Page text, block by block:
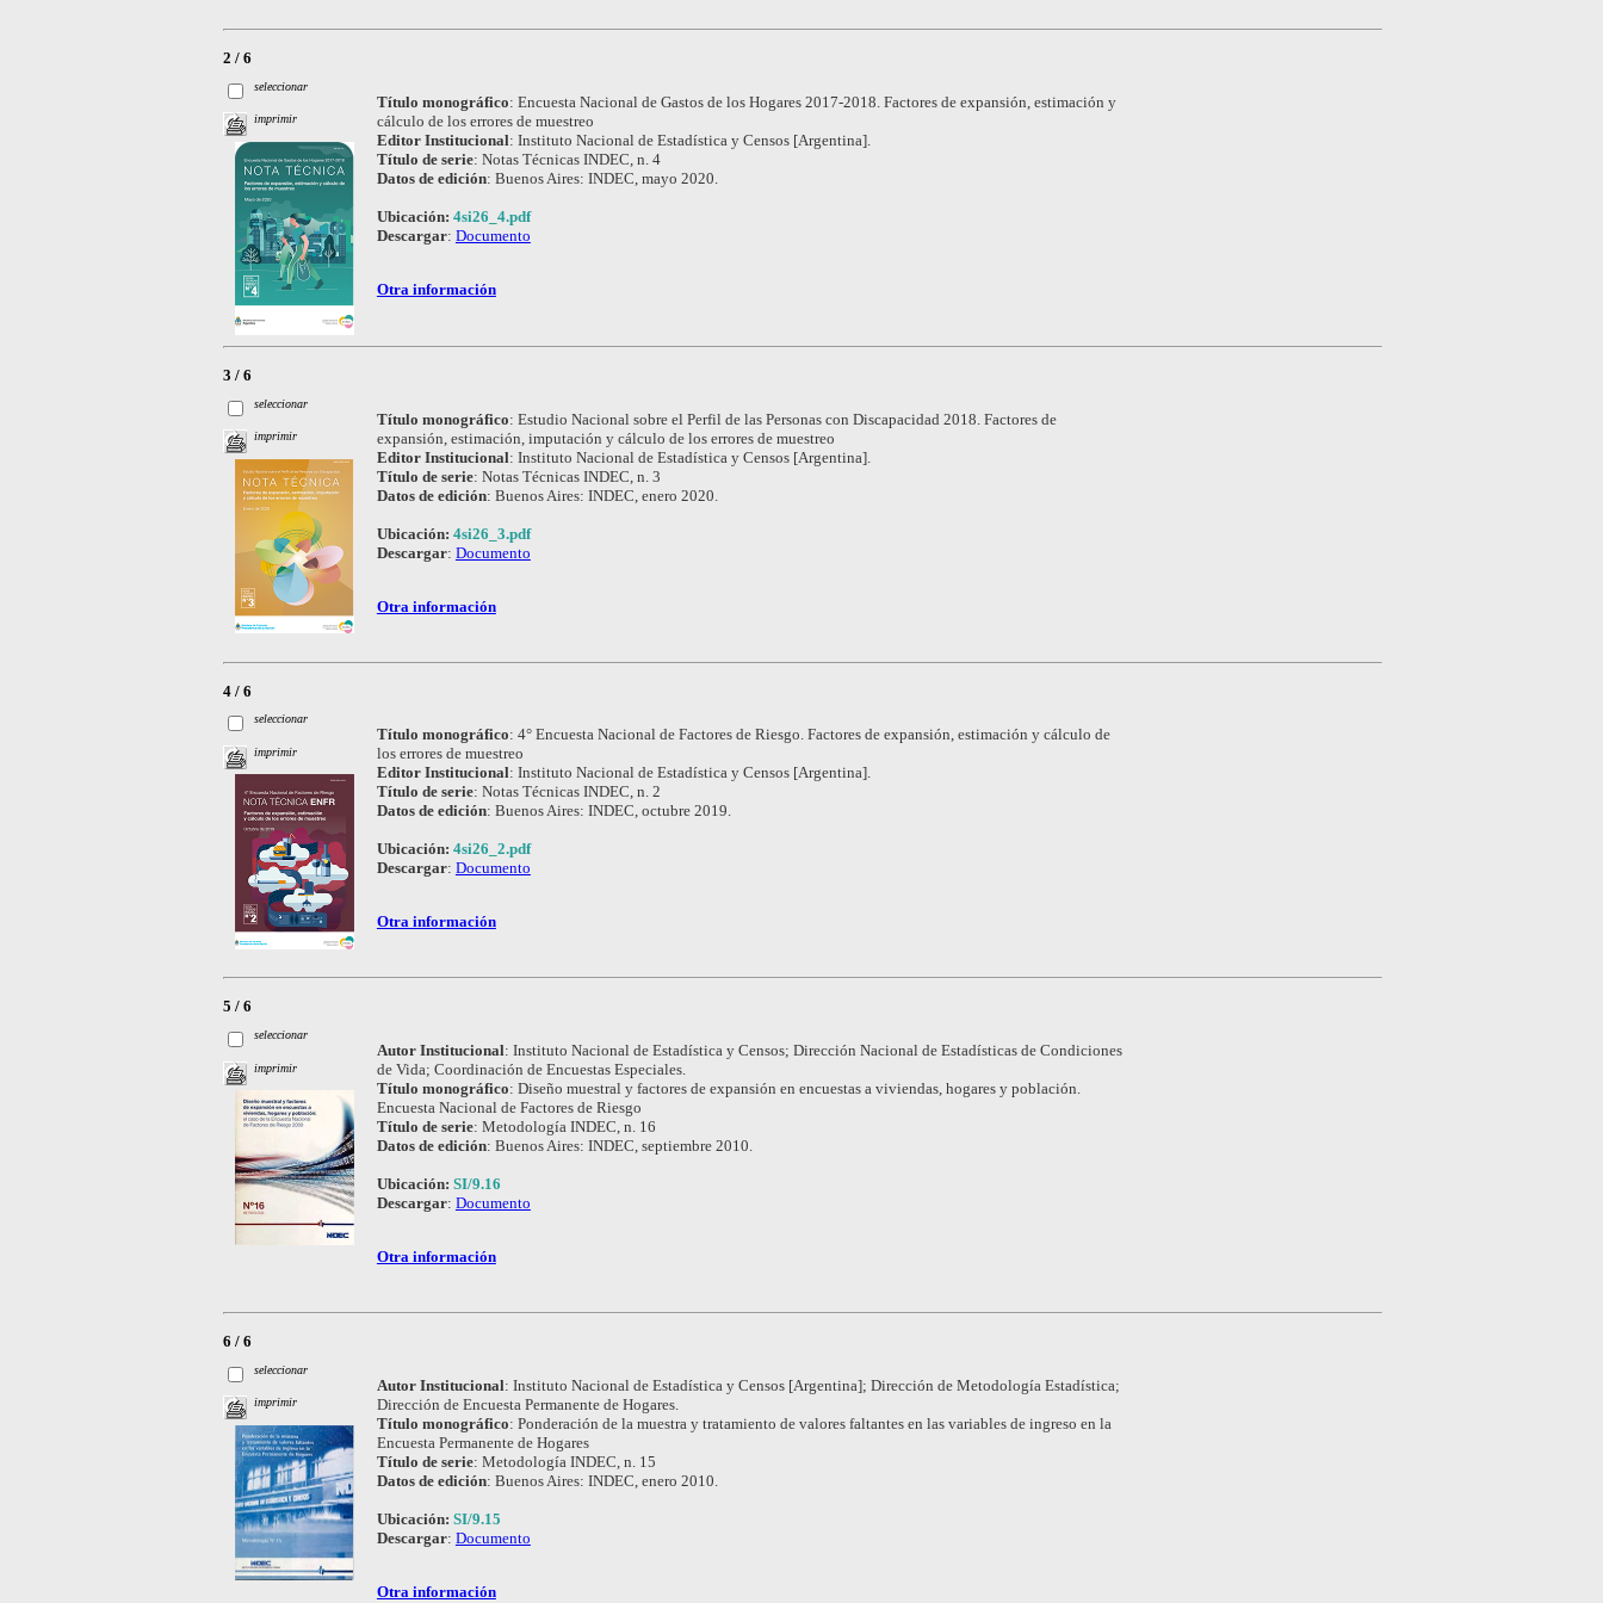
2 / 6
seleccionar
imprimir
Título monográfico: Encuesta Nacional de Gastos de los Hogares 2017-2018. Factores de expansión, estimación y
cálculo de los errores de muestreo
Editor Institucional: Instituto Nacional de Estadística y Censos [Argentina].
Título de serie: Notas Técnicas INDEC, n. 4
Datos de edición: Buenos Aires: INDEC, mayo 2020.
Ubicación: 4si26_4.pdf
Descargar: Documento
Otra información
3 / 6
seleccionar
imprimir
Título monográfico: Estudio Nacional sobre el Perfil de las Personas con Discapacidad 2018. Factores de
expansión, estimación, imputación y cálculo de los errores de muestreo
Editor Institucional: Instituto Nacional de Estadística y Censos [Argentina].
Título de serie: Notas Técnicas INDEC, n. 3
Datos de edición: Buenos Aires: INDEC, enero 2020.
Ubicación: 4si26_3.pdf
Descargar: Documento
Otra información
4 / 6
seleccionar
imprimir
Título monográfico: 4° Encuesta Nacional de Factores de Riesgo. Factores de expansión, estimación y cálculo de
los errores de muestreo
Editor Institucional: Instituto Nacional de Estadística y Censos [Argentina].
Título de serie: Notas Técnicas INDEC, n. 2
Datos de edición: Buenos Aires: INDEC, octubre 2019.
Ubicación: 4si26_2.pdf
Descargar: Documento
Otra información
5 / 6
seleccionar
imprimir
Autor Institucional: Instituto Nacional de Estadística y Censos; Dirección Nacional de Estadísticas de Condiciones
de Vida; Coordinación de Encuestas Especiales.
Título monográfico: Diseño muestral y factores de expansión en encuestas a viviendas, hogares y población.
Encuesta Nacional de Factores de Riesgo
Título de serie: Metodología INDEC, n. 16
Datos de edición: Buenos Aires: INDEC, septiembre 2010.
Ubicación: SI/9.16
Descargar: Documento
Otra información
6 / 6
seleccionar
imprimir
Autor Institucional: Instituto Nacional de Estadística y Censos [Argentina]; Dirección de Metodología Estadística;
Dirección de Encuesta Permanente de Hogares.
Título monográfico: Ponderación de la muestra y tratamiento de valores faltantes en las variables de ingreso en la
Encuesta Permanente de Hogares
Título de serie: Metodología INDEC, n. 15
Datos de edición: Buenos Aires: INDEC, enero 2010.
Ubicación: SI/9.15
Descargar: Documento
Otra información